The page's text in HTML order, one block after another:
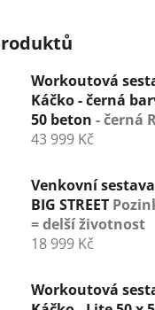
Workoutová
Káčko - černá
50 beton - černá
43 999 Kč
Venkovní sestava
BIG STREET
= delší životnost
18 999 Kč
Workoutová